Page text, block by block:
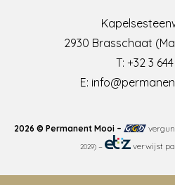
2930 Brasschaat
T: +32 3
E:
2026 © Permanent Mooi –
2029)– verwijst